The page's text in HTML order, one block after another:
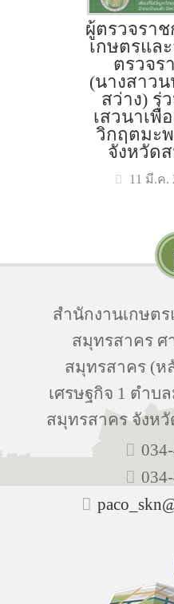
ผู้ตรวจราช
เกษตรแล
ตรวจร
(นางสาว
สว่าง) ร่
เสวนาเพื่
วิกฤตมะ
จังหวัด
11 มี.ค.
สำนักงานเกษต
สมุทรสาคร ศ
สมุทรสาคร (ห
เศรษฐกิจ 1 ตำบ
สมุทรสาคร จังห